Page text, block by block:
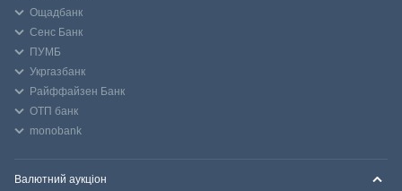
Ощадбанк
Сенс Банк
ПУМБ
Укргазбанк
Райффайзен Банк
ОТП банк
monobank
Валютний аукціон